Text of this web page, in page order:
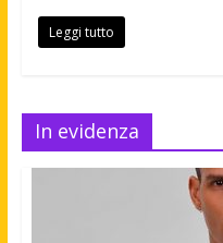
Leggi tutto
In evidenza